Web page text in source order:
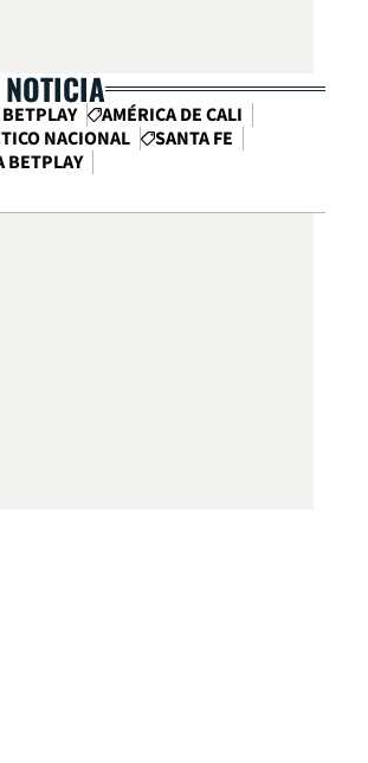
NOTICIA
AMÉRICA DE CALI
NACIONAL
SANTA FE
BETPLAY